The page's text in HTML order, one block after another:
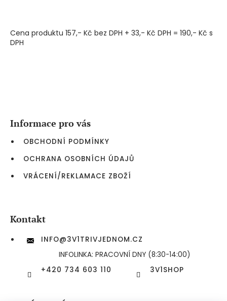
Cena produktu 157,- Kč bez DPH + 33,- Kč DPH = 190,- Kč s
DPH
Informace pro vás
OBCHODNÍ PODMÍNKY
OCHRANA OSOBNÍCH ÚDAJŮ
VRÁCENÍ/REKLAMACE ZBOŽÍ
Kontakt
INFO@3V1TRIVJEDNOM.CZ
INFOLINKA: PRACOVNÍ DNY (8:30-14:00)
+420 734 603 110
3V1SHOP